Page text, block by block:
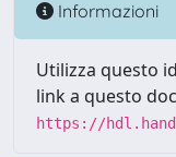
Informazioni
Utilizza questo
link a questo
https://